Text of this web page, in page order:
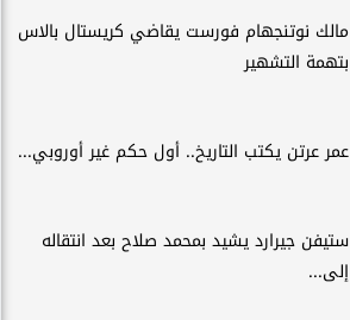
مالك نوتنجهام فورست يقاضي كريستال بالاس
بتهمة التشهير
عمر عرتن يكتب التاريخ.. أول حكم غير أوروبي...
ستيفن جيرارد يشيد بمحمد صلاح بعد انتقاله
إلى...